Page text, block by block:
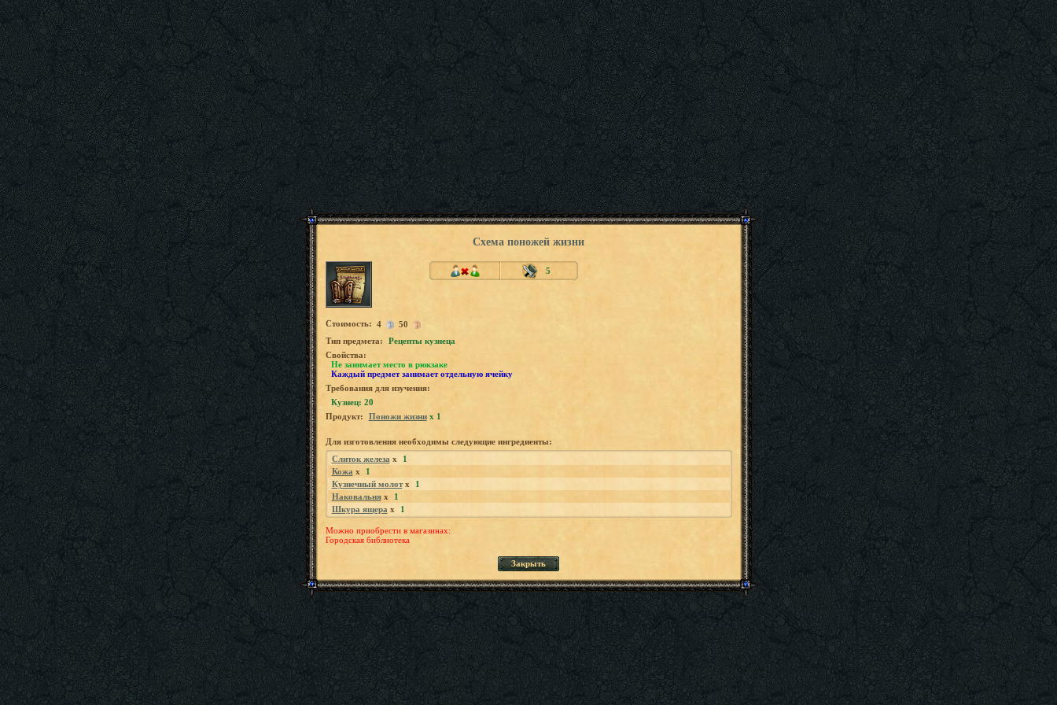
Схема поножей жизни
5
Стоимость: 4
50
Tип предмета:
Рецепты кузнеца
Свойства:
Не занимает место в рюкзаке
Каждый предмет занимает отдельную ячейку
Требования для изучения:
Кузнец: 20
Продукт:
Поножи жизниx 1
Для изготовления необходимы следующие ингредиенты:
Слиток железа x
1
Кожа x
1
Кузнечный молотx
1
Наковальняx
1
Шкура ящера x 1
Можно приобрести в магазинах:
Городская библиотека
Закрыть